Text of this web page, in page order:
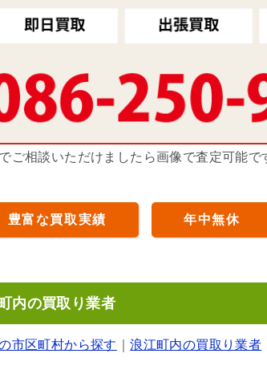
ご相談いただけましたら画像で査定可能で
豊富な買取実績 年中無休
内の買取り業者
市区町村から探す ｜浪江町内の買取り業者